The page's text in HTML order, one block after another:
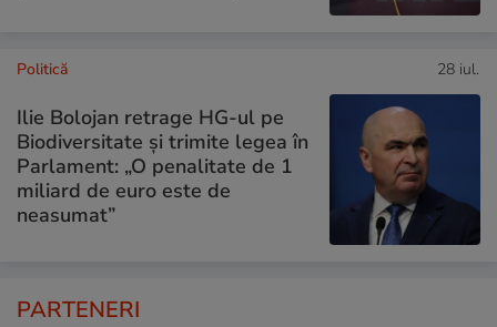
Politică 28 iul.
Ilie Bolojan retrage HG-ul pe
Biodiversitate și trimite legea în
Parlament: „O penalitate de 1
miliard de euro este de
neasumat”
PARTENERI